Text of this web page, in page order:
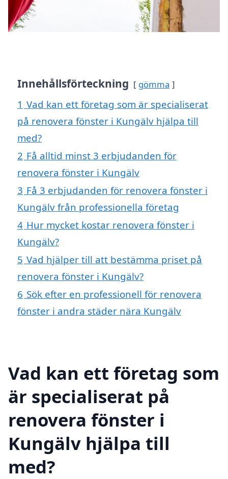
Innehållsförteckning gömma
1 Vad kan ett företag som är specialiserat
på renovera fönster i Kungälv hjälpa till
med?
2 Få alltid minst 3 erbjudanden för
renovera fönster i Kungälv
3 Få 3 erbjudanden för renovera fönster i
Kungälv från professionella företag
4 Hur mycket kostar renovera fönster i
Kungälv?
5 Vad hjälper till att bestämma priset på
renovera fönster i Kungälv?
6 Sök efter en professionell för renovera
fönster i andra städer nära Kungälv
Vad kan ett företag som
är specialiserat på
renovera fönster i
Kungälv hjälpa till
med?